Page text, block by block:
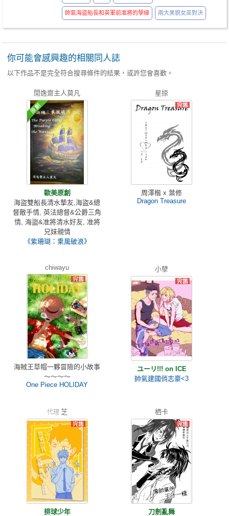
帥氣海盜船長和英軍前准將的孽緣 兩大美貌女巫對決
你可能會感興趣的相關同人誌
以下作品不是完全符合搜尋條件的結果，或許您會喜歡。
閒逸齋主人莫凡
歐美原創
海盜雙船長清水摯友,海盜&總
督敵手情, 英法總督&公爵三角
情, 海盜&准將清水好友, 准將
兄妹親情
《紫珊瑚：乘風破浪》
星掠
周澤楷 x 葉修
Dragon Treasure
chiwayu
海賊王草帽一夥冒險的小故事
～～～～
One Piece HOLIDAY
小孽
ユーリ!!! on ICE
帥氣建國俏志豪<3
代理 芝
排球少年
栖卡
刀劍亂舞